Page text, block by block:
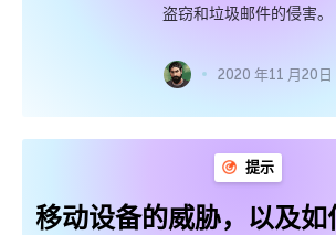
盗窃和垃圾邮件的侵害。
2020 年11 月20日
提示
移动设备的威胁，以及如